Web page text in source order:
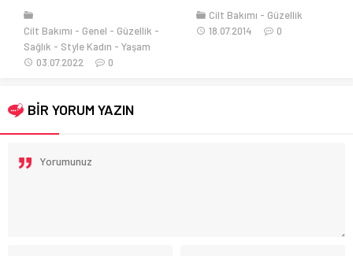
Cilt Bakımı Genel
Güzellik
Sağlık
Style Kadın
Yaşam
03.07.2022
0
Cilt Bakımı
Güzellik
18.07.2014
0
BİR YORUM YAZIN